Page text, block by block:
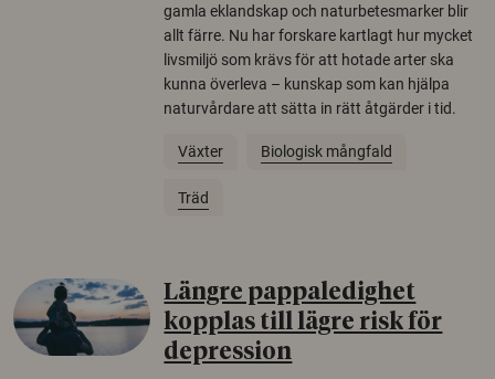
gamla eklandskap och naturbetesmarker blir
allt färre. Nu har forskare kartlagt hur mycket
livsmiljö som krävs för att hotade arter ska
kunna överleva – kunskap som kan hjälpa
naturvårdare att sätta in rätt åtgärder i tid.
Växter Biologisk mångfald
Träd
Längre pappaledighet
kopplas till lägre risk för
depression